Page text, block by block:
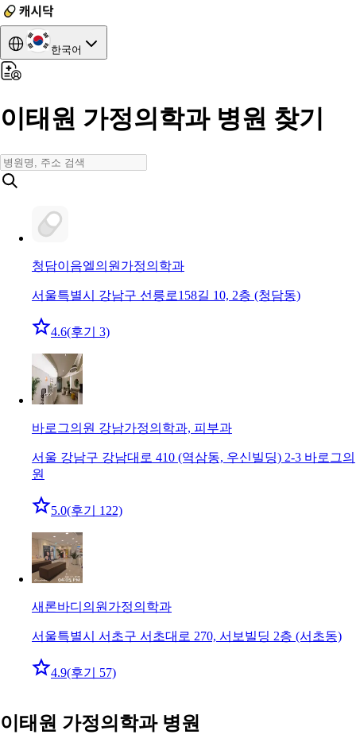
한국어
이태원 가정의학과 병원 찾기
청담이음엘의원 가정의학과
서울특별시 강남구 선릉로158길 10, 2층 (청담동)
4.6(후기 3)
바로그의원 강남가정의학과, 피부과
서울 강남구 강남대로 410 (역삼동, 우신빌딩) 2-3 바로그의
원
5.0(후기 122)
새론바디의원 가정의학과
서울특별시 서초구 서초대로 270, 서보빌딩 2층 (서초동)
4.9(후기 57)
이태원 가정의학과 병원